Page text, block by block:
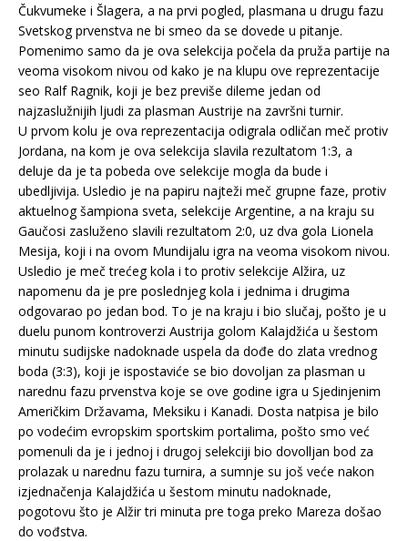
Čukvumeke i Šlagera, a na prvi pogled, plasmana u drugu fazu
Svetskog prvenstva ne bi smeo da se dovede u pitanje.
Pomenimo samo da je ova selekcija počela da pruža partije na
veoma visokom nivou od kako je na klupu ove reprezentacije
seo Ralf Ragnik, koji je bez previše dileme jedan od
najzaslužnijih ljudi za plasman Austrije na završni turnir.
U prvom kolu je ova reprezentacija odigrala odličan meč protiv
Jordana, na kom je ova selekcija slavila rezultatom 1:3, a
deluje da je ta pobeda ove selekcije mogla da bude i
ubedljivija. Usledio je na papiru najteži meč grupne faze, protiv
aktuelnog šampiona sveta, selekcije Argentine, a na kraju su
Gaučosi zasluženo slavili rezultatom 2:0, uz dva gola Lionela
Mesija, koji i na ovom Mundijalu igra na veoma visokom nivou.
Usledio je meč trećeg kola i to protiv selekcije Alžira, uz
napomenu da je pre poslednjeg kola i jednima i drugima
odgovarao po jedan bod. To je na kraju i bio slučaj, pošto je u
duelu punom kontroverzi Austrija golom Kalajdžića u šestom
minutu sudijske nadoknade uspela da dođe do zlata vrednog
boda (3:3), koji je ispostaviće se bio dovoljan za plasman u
narednu fazu prvenstva koje se ove godine igra u Sjedinjenim
Američkim Državama, Meksiku i Kanadi. Dosta natpisa je bilo
po vodećim evropskim sportskim portalima, pošto smo već
pomenuli da je i jednoj i drugoj selekciji bio dovolljan bod za
prolazak u narednu fazu turnira, a sumnje su još veće nakon
izjednačenja Kalajdžića u šestom minutu nadoknade,
pogotovu što je Alžir tri minuta pre toga preko Mareza došao
do vođstva.